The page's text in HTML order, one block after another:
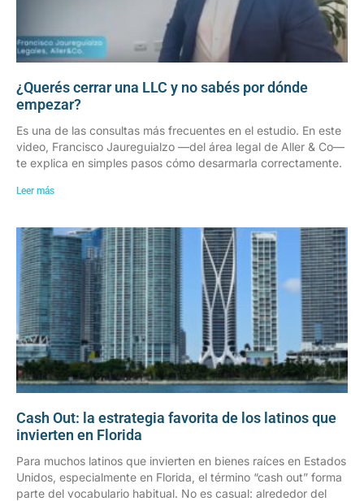
¿Querés cerrar una LLC y no sabés por dónde
empezar?
Es una de las consultas más frecuentes en el estudio. En este
video, Francisco Jaureguialzo —del área legal de Aller & Co—
te explica en simples pasos cómo desarmarla correctamente.
Leer más
Cash Out: la estrategia favorita de los latinos que
invierten en Florida
Para muchos latinos que invierten en bienes raíces en Estados
Unidos, especialmente en Florida, el término “cash out” forma
parte del vocabulario habitual. No es casual: alrededor del